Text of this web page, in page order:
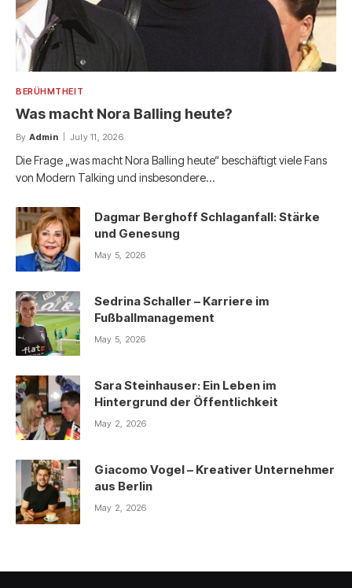
BERÜHMTHEIT
Was macht Nora Balling heute?
By Admin July 11, 2026
Die Frage „was macht Nora Balling heute“ beschäftigt viele Fans
von Modern Talking und insbesondere…
Dagmar Berghoff Schlaganfall: Stärke
und Genesung
May 5, 2026
Sedrina Schaller – Karriere im
Fußballmanagement
May 5, 2026
Sara Steinhauser: Ein Leben im
Hintergrund der Öffentlichkeit
May 2, 2026
Giacomo Vogel – Kreativer Unternehmer
aus Berlin
May 2, 2026